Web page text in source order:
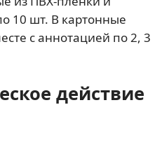
10 шт. В картонные
с аннотацией по 2, 3
действие